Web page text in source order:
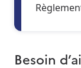
Besoin